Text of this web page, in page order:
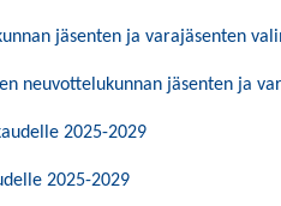
jäsenten ja varajäsenten
neuvottelukunnan jäsenten ja
2025-2029
2025-2029